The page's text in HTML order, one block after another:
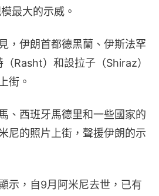
最大的示威。
，伊朗首都德黑蘭、伊斯法罕
Rasht）和設拉子（Shiraz）
街。
、西班牙馬德里和一些國家的
尼的照片上街，聲援伊朗的示
示，自9月阿米尼去世，已有